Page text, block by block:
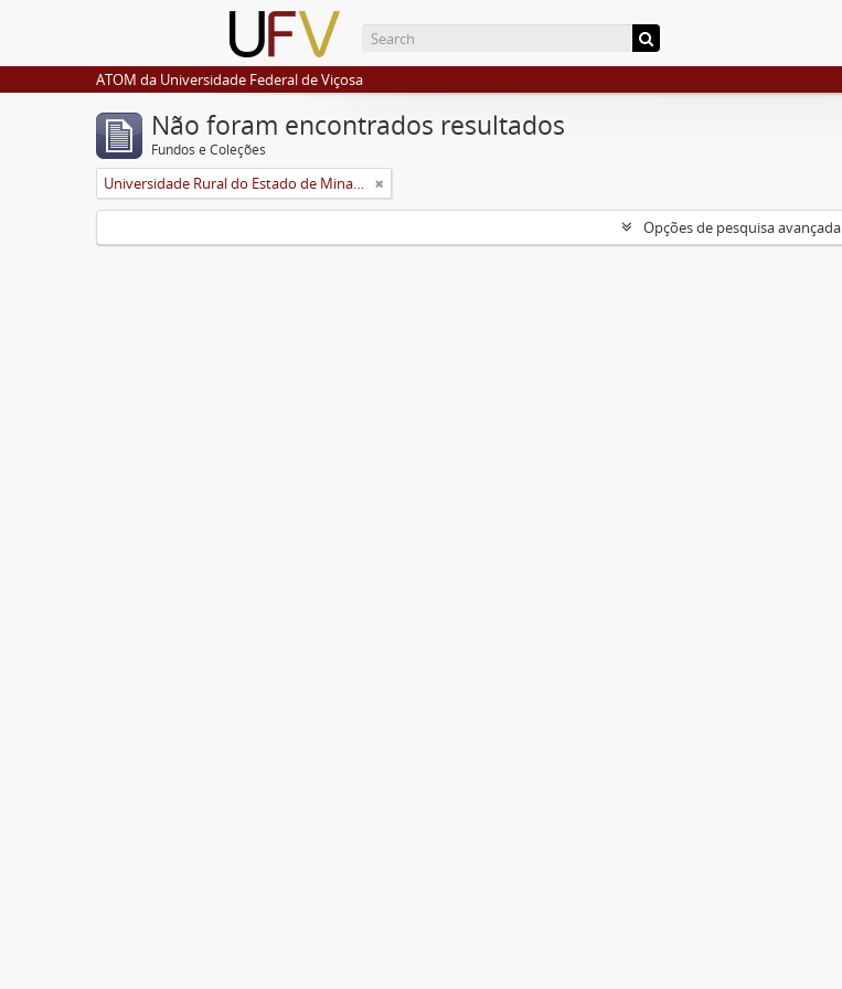
ATOM da Universidade Federal de Viçosa
Não foram encontrados resultados
Fundos e Coleções
Universidade Rural do Estado de Minas Gerais (Uremg)
Opções de pesquisa avançada